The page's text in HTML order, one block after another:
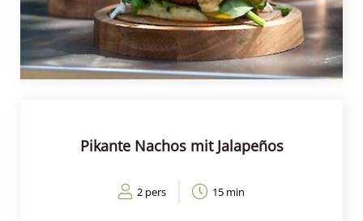
ebenfalls grillen. Die Hälfte der
Süßkartoffelscheiben und die Burger vom Grill oder
aus der Pfanne nehmen und mit der gegrillten Seite
nach oben legen. Legen Sie die Käsescheiben darauf
zum Schluss den Spinat auf den Käse, dann die
Burger mit dem Käse darauf und die restliche
Garnierung obenauf. Bestreichen Sie die
Süßkartoffelscheiben, die Sie für die Oberseite des
Pikante Nachos mit Jalapeños
2 pers 15 min